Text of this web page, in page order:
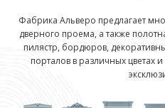
Фабрика Альверо предлагает
дверного проема, а также
пилястр, бордюров,
порталов в различных цветах